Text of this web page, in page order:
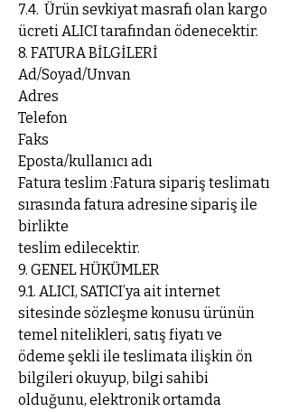
7.4. Ürün sevkiyat masrafı olan kargo
ücreti ALICI tarafından ödenecektir.
8. FATURA BİLGİLERİ
Ad/Soyad/Unvan
Adres
Telefon
Faks
Eposta/kullanıcı adı
Fatura teslim :Fatura sipariş teslimatı
sırasında fatura adresine sipariş ile
birlikte
teslim edilecektir.
9. GENEL HÜKÜMLER
9.1. ALICI, SATICI’ya ait internet
sitesinde sözleşme konusu ürünün
temel nitelikleri, satış fiyatı ve
ödeme şekli ile teslimata ilişkin ön
bilgileri okuyup, bilgi sahibi
olduğunu, elektronik ortamda